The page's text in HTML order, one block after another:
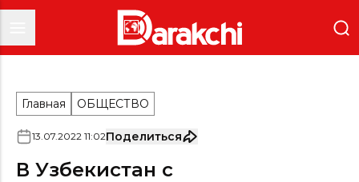
Главная ОБЩЕСТВО
13.07.2022 11:02Поделиться
В Узбекистан с